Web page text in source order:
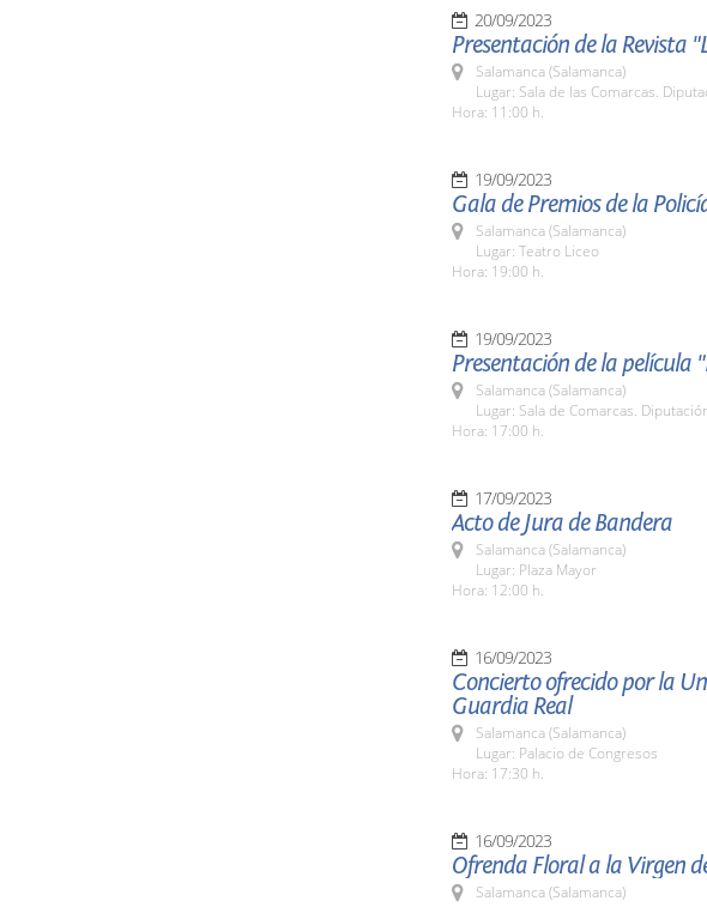
20/09/2023
Presentación de la Revista
Salamanca (Salamanca)
Lugar: Sala de las Comarcas.
Hora: 11:00 h.
19/09/2023
Gala de Premios de la
Salamanca (Salamanca)
Lugar: Teatro Liceo
Hora: 19:00 h.
19/09/2023
Presentación de la
Salamanca (Salamanca)
Lugar: Sala de Comarcas.
Hora: 17:00 h.
17/09/2023
Acto de Jura de Bandera
Salamanca (Salamanca)
Lugar: Plaza Mayor
Hora: 12:00 h.
16/09/2023
Concierto ofrecido por la
Guardia Real
Salamanca (Salamanca)
Lugar: Palacio de Congresos
Hora: 17:30 h.
16/09/2023
Ofrenda Floral a la Virgen
Salamanca (Salamanca)